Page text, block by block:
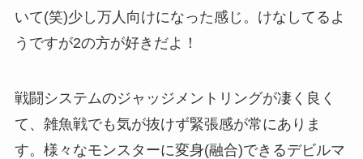
いて(笑)少し万人向けになった感じ。けなしてるよ
うですが2の方が好きだよ！
戦闘システムのジャッジメントリングが凄く良く
て、雑魚戦でも気が抜けず緊張感が常にありま
す。様々なモンスターに変身(融合)できるデビルマ